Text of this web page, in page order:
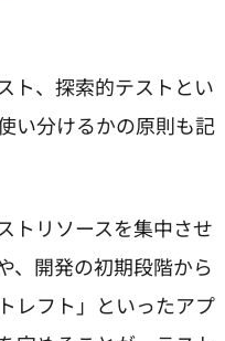
ト、探索的テストとい
い分けるかの原則も記
トリソースを集中させ
、開発の初期段階から
レフト」といったアプ